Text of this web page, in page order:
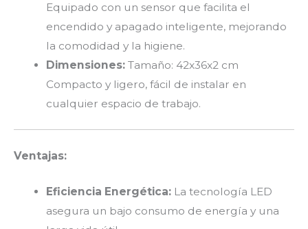
Equipado con un sensor que facilita el
encendido y apagado inteligente, mejorando
la comodidad y la higiene.
Dimensiones:Tamaño: 42x36x2 cm
Compacto y ligero, fácil de instalar en
cualquier espacio de trabajo.
Ventajas:
Eficiencia Energética:La tecnología LED
asegura un bajo consumo de energía y una